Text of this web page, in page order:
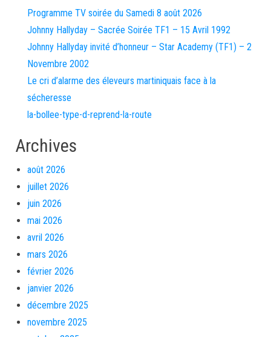
Programme TV soirée du Samedi 8 août 2026
Johnny Hallyday – Sacrée Soirée TF1 – 15 Avril 1992
Johnny Hallyday invité d’honneur – Star Academy (TF1) – 2
Novembre 2002
Le cri d’alarme des éleveurs martiniquais face à la
sécheresse
la-bollee-type-d-reprend-la-route
Archives
août 2026
juillet 2026
juin 2026
mai 2026
avril 2026
mars 2026
février 2026
janvier 2026
décembre 2025
novembre 2025